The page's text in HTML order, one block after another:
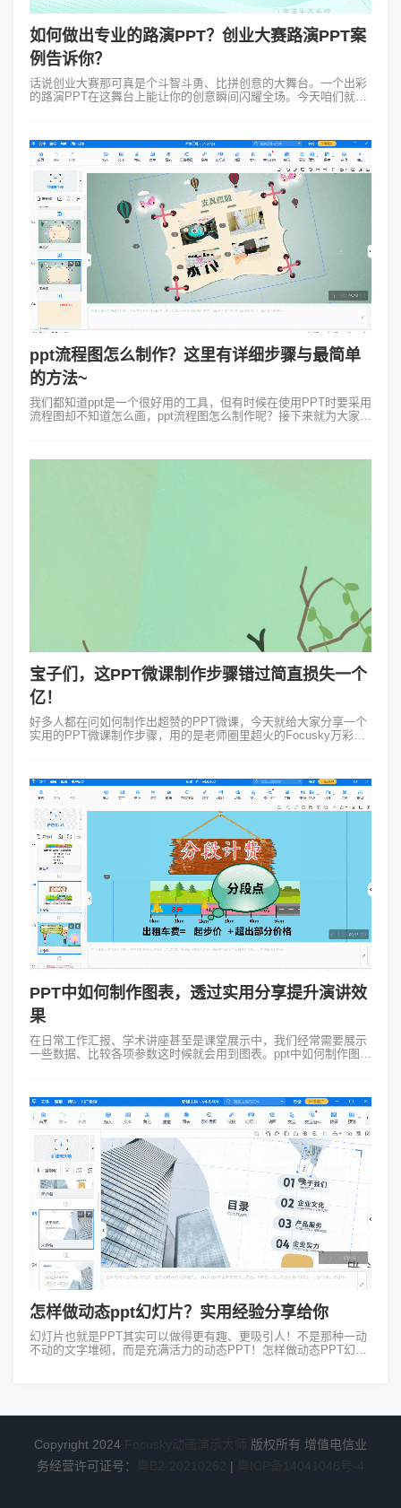
如何做出专业的路演PPT？创业大赛路演PPT案
例告诉你？
话说创业大赛那可真是个斗智斗勇、比拼创意的大舞台。一个出彩
的路演PPT在这舞台上能让你的创意瞬间闪耀全场。今天咱们就来
ppt流程图怎么制作？这里有详细步骤与最简单
的方法~
我们都知道ppt是一个很好用的工具，但有时候在使用PPT时要采用
流程图却不知道怎么画，ppt流程图怎么制作呢？接下来就为大家解
宝子们，这PPT微课制作步骤错过简直损失一个
亿！
好多人都在问如何制作出超赞的PPT微课，今天就给大家分享一个
实用的PPT微课制作步骤，用的是老师圈里超火的Focusky万彩演
PPT中如何制作图表，透过实用分享提升演讲效
果
在日常工作汇报、学术讲座甚至是课堂展示中，我们经常需要展示
一些数据、比较各项参数这时候就会用到图表。ppt中如何制作图表
怎样做动态ppt幻灯片？实用经验分享给你
幻灯片也就是PPT其实可以做得更有趣、更吸引人！不是那种一动
不动的文字堆砌，而是充满活力的动态PPT！怎样做动态PPT幻灯
Copyright 2024 Focusky动画演示大师
版权所有 增值电信业
务经营许可证号：
粤B2-20210262 | 粤ICP备14041046号-4